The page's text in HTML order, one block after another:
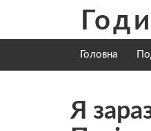
content
Головна
Я